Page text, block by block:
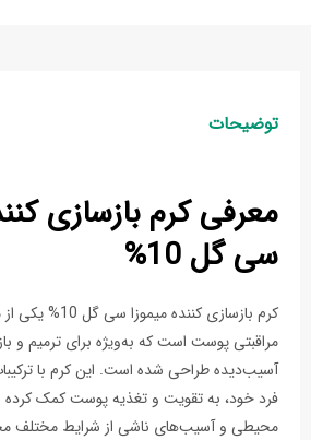
توضیحات
معرفی کرم بازسازی‌
سی گل 10%
کرم بازسازی‌ کننده
مراقبتی پوست است که به‌ویژه برای ترمیم و
آسیب‌دیده طراحی شده است. این کرم با
فرد خود، به تقویت و تغذیه پوست کمک کرده و
محیطی و آسیب‌های ناشی از شرایط مختلف